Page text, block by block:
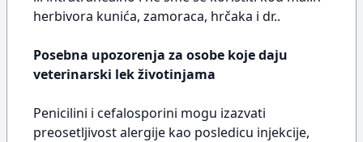
herbivora kunića, zamoraca, hrčaka i dr..
Posebna upozorenja za osobe koje daju
veterinarski lek životinjama
Penicilini i cefalosporini mogu izazvati
preosetljivost alergije kao posledicu injekcije,